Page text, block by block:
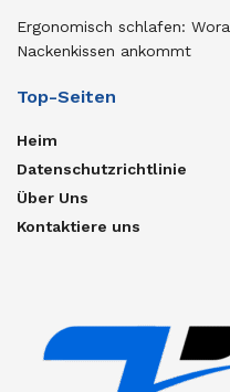
Ergonomisch schlafen:
Nackenkissen ankommt
Top-Seiten
Heim
Datenschutzrichtlinie
Über Uns
Kontaktiere uns